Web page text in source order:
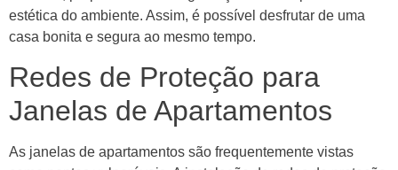
estética do ambiente. Assim, é possível desfrutar de uma
casa bonita e segura ao mesmo tempo.
Redes de Proteção para
Janelas de Apartamentos
As janelas de apartamentos são frequentemente vistas